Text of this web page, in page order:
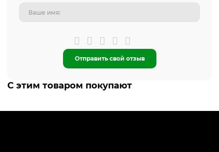
Отправить свой отзыв
С этим товаром покупают